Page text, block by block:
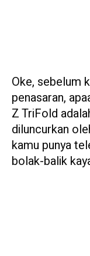
Oke, sebelum
penasaran,
Z TriFold
diluncurkan
kamu punya
bolak-balik